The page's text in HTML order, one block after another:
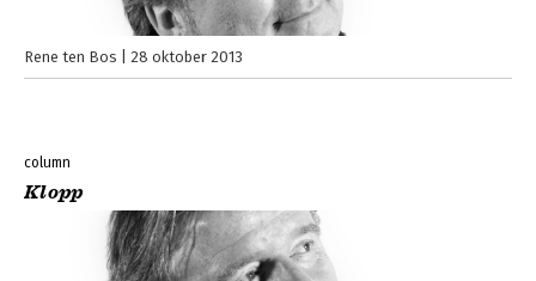
Rene ten Bos 28 oktober 2013
column
Klopp